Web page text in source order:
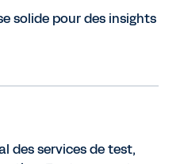
solide pour des insights
des services de test,